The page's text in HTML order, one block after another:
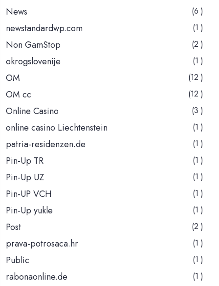
News (6 )
newstandardwp.com (1 )
Non GamStop (2 )
okrogslovenije (1 )
OM (12 )
OM cc (12 )
Online Casino (3 )
online casino Liechtenstein (1 )
patria-residenzen.de (1 )
Pin-Up TR (1 )
Pin-Up UZ (1 )
Pin-UP VCH (1 )
Pin-Up yukle (1 )
Post (2 )
prava-potrosaca.hr (1 )
Public (1 )
rabonaonline.de (1 )